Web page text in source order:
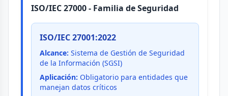
ISO/IEC 27000 - Familia de Seguridad
ISO/IEC 27001:2022
Alcance: Sistema de Gestión de Seguridad
de la Información (SGSI)
Aplicación: Obligatorio para entidades que
manejan datos críticos